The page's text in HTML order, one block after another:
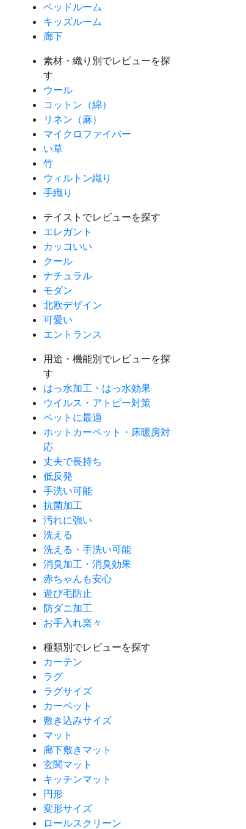
ベッドルーム
キッズルーム
廊下
素材・織り別でレビューを探
す
ウール
コットン（綿）
リネン（麻）
マイクロファイバー
い草
竹
ウィルトン織り
手織り
テイストでレビューを探す
エレガント
カッコいい
クール
ナチュラル
モダン
北欧デザイン
可愛い
エントランス
用途・機能別でレビューを探
す
はっ水加工・はっ水効果
ウイルス・アトピー対策
ペットに最適
ホットカーペット・床暖房対
応
丈夫で長持ち
低反発
手洗い可能
抗菌加工
汚れに強い
洗える
洗える・手洗い可能
消臭加工・消臭効果
赤ちゃんも安心
遊び毛防止
防ダニ加工
お手入れ楽々
種類別でレビューを探す
カーテン
ラグ
ラグサイズ
カーペット
敷き込みサイズ
マット
廊下敷きマット
玄関マット
キッチンマット
円形
変形サイズ
ロールスクリーン